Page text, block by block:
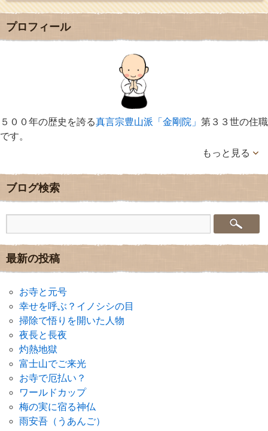
プロフィール
５００年の歴史を誇る真言宗豊山派「金剛院」 第３３世の住職
です。
もっと見る
ブログ検索
最新の投稿
お寺と元号
幸せを呼ぶ？イノシシの目
掃除で悟りを開いた人物
夜長と長夜
灼熱地獄
富士山でご来光
お寺で厄払い？
ワールドカップ
梅の実に宿る神仏
雨安吾（うあんご）